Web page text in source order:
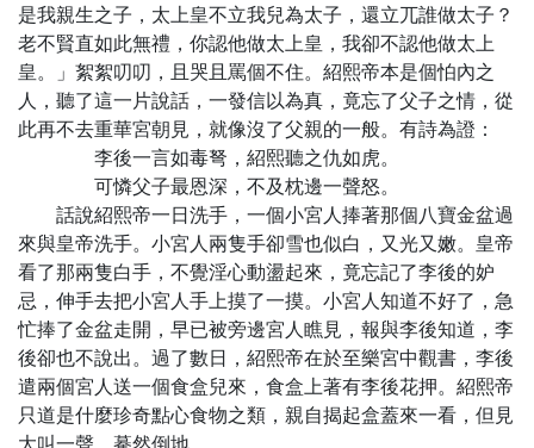
是我親生之子，太上皇不立我兒為太子，還立兀誰做太子？
老不賢直如此無禮，你認他做太上皇，我卻不認他做太上
皇。」絮絮叨叨，且哭且罵個不住。紹熙帝本是個怕內之
人，聽了這一片說話，一發信以為真，竟忘了父子之情，從
此再不去重華宮朝見，就像沒了父親的一般。有詩為證：
李後一言如毒弩，紹熙聽之仇如虎。
可憐父子最恩深，不及枕邊一聲怒。
話說紹熙帝一日洗手，一個小宮人捧著那個八寶金盆過
來與皇帝洗手。小宮人兩隻手卻雪也似白，又光又嫩。皇帝
看了那兩隻白手，不覺淫心動盪起來，竟忘記了李後的妒
忌，伸手去把小宮人手上摸了一摸。小宮人知道不好了，急
忙捧了金盆走開，早已被旁邊宮人瞧見，報與李後知道，李
後卻也不說出。過了數日，紹熙帝在於至樂宮中觀書，李後
遣兩個宮人送一個食盒兒來，食盒上著有李後花押。紹熙帝
只道是什麼珍奇點心食物之類，親自揭起盒蓋來一看，但見
大叫一聲，驀然倒地。